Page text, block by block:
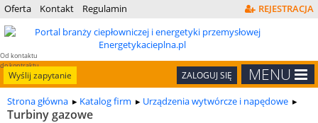
Oferta Kontakt Regulamin REJESTRACJA
Od kontaktu
do kontraktu
MENU
ZALOGUJ SIĘ
Wyślij zapytanie
Strona główna Katalog firm Urządzenia wytwórcze i napędowe
Turbiny gazowe